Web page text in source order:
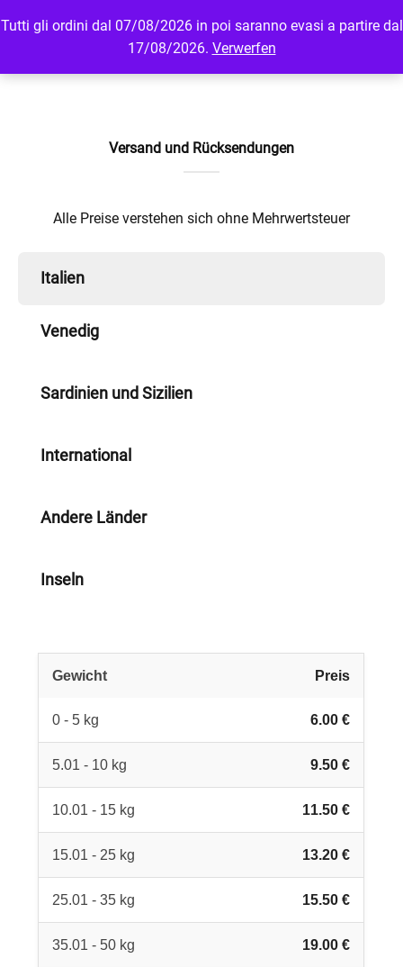
Tutti gli ordini dal 07/08/2026 in poi saranno evasi a partire dal
17/08/2026. Verwerfen
MENU LOGIN
Versand und Rücksendungen
Alle Preise verstehen sich ohne Mehrwertsteuer
Italien
Venedig
Sardinien und Sizilien
International
Andere Länder
Inseln
Gewicht Preis
0 - 5 kg 6.00 €
5.01 - 10 kg 9.50 €
10.01 - 15 kg 11.50 €
15.01 - 25 kg 13.20 €
25.01 - 35 kg 15.50 €
35.01 - 50 kg 19.00 €